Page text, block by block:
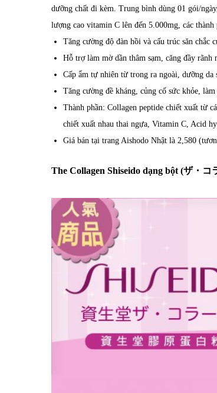
dưỡng chất đi kèm. Trung bình dùng 01 gói/
lượng cao vitamin C lên đến 5.000mg, các
Tăng cường độ đàn hồi và cấu trúc săn chắc
Hỗ trợ làm mờ dần thâm sạm, căng đầy rãnh
Cấp ẩm tự nhiên từ trong ra ngoài, dưỡng da
Tăng cường đề kháng, củng cố sức khỏe,
Thành phần: Collagen peptide chiết xuất từ
chiết xuất nhau thai ngựa, Vitamin C, Acid
Giá bán tại trang Aishodo Nhật là 2,580
The Collagen Shiseido dạng bột (ザ・